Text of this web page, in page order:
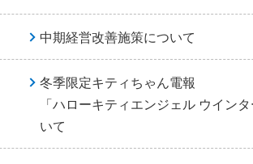
中期経営改善施策について
冬季限定キティちゃん電報
「ハローキティエンジェル ウイン
いて